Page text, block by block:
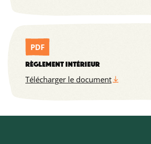
PDF
RÈGLEMENT INTÉRIEUR
Télécharger le document